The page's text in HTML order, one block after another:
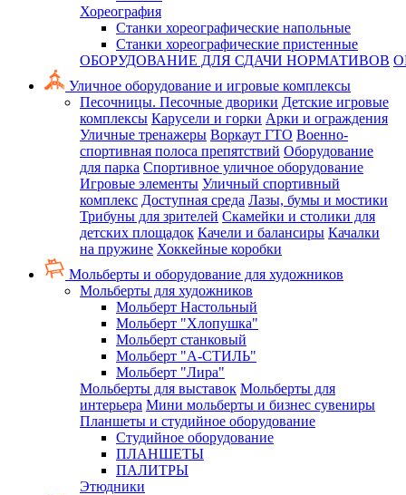
Хореография
Станки хореографические напольные
Станки хореографические пристенные
ОБОРУДОВАНИЕ ДЛЯ СДАЧИ НОРМАТИВОВ
Уличное оборудование и игровые комплексы
Песочницы. Песочные дворики Детские игровые
комплексы Карусели и горки Арки и ограждения
Уличные тренажеры Воркаут ГТО Военно-
спортивная полоса препятствий Оборудование
для парка Спортивное уличное оборудование
Игровые элементы Уличный спортивный
комплекс Доступная среда Лазы, бумы и мостики
Трибуны для зрителей Скамейки и столики для
детских площадок Качели и балансиры Качалки
на пружине Хоккейные коробки
Мольберты и оборудование для художников
Мольберты для художников
Мольберт Настольный
Мольберт "Хлопушка"
Мольберт станковый
Мольберт "А-СТИЛЬ"
Мольберт "Лира"
Мольберты для выставок Мольберты для
интерьера Мини мольберты и бизнес сувениры
Планшеты и студийное оборудование
Студийное оборудование
ПЛАНШЕТЫ
ПАЛИТРЫ
Этюдники